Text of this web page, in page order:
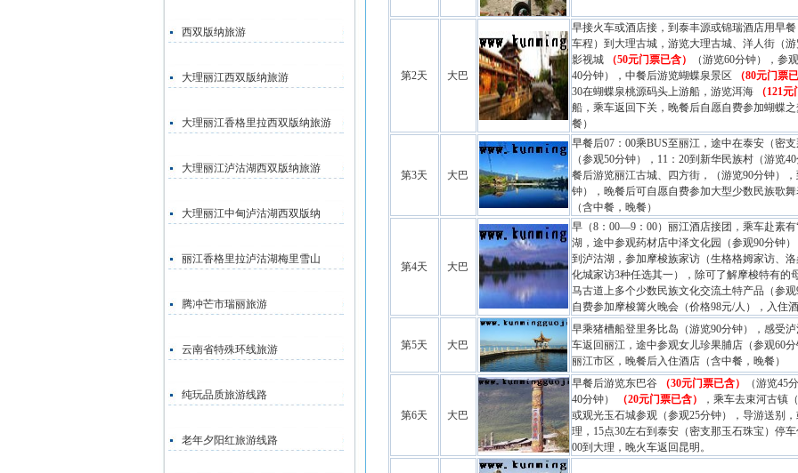
西双版纳旅游
大理丽江西双版纳旅游
大理丽江香格里拉西双版纳旅游
大理丽江泸沽湖西双版纳旅游
大理丽江中甸泸沽湖西双版纳
丽江香格里拉泸沽湖梅里雪山
腾冲芒市瑞丽旅游
云南省特殊环线旅游
纯玩品质旅游线路
老年夕阳红旅游线路
第2天 大巴
早接火车或酒店接，到泰丰源或锦瑞酒店用早餐
车程）到 大理古城，游览大理古城、洋人街（
影视城
（50元门票已含）
（游览60分钟），
40分钟），中餐后游览蝴蝶泉景区
（80元门票
30在蝴蝶泉桃源码头上游船，游览洱海
（121
船，乘车返回下关，晚餐后自愿自费参加蝴蝶
餐）
第3天 大巴
早餐后07：00乘BUS至丽江，途中在泰安（密
（参观50分钟），11：20到新华民族村（游览
餐后游览丽江古城、四方街，（游览90分钟）
钟），晚餐后可自愿自费参加大型少数民族歌
（含中餐，晚餐）
第4天 大巴
早（8：00—9：00）丽江酒店接团，乘车赴素
湖，途中参观药材店中泽文化园（参观90分钟
到泸沽湖，参加摩梭族家访（生格格姆家访、
化城家访3种任选其一），除可了解摩梭特有的
马古道上多个少数民族文化交流土特产品（参
自费参加摩梭篝火晚会（价格98元/人），入住
第5天 大巴
早乘猪槽船登里务比岛（游览90分钟），感受
车返回丽江，途中参观女儿珍果脯店（参观60
丽江市区，晚餐后入住酒店（含中餐，晚餐）
第6天 大巴
早餐后游览东巴谷 （30元门票已含）
（游览45
40分钟）
（20元门票已含）
，乘车去束河古镇
或观光玉石城参观（参观25分钟），导游送别
理 ，15点30左右到泰安（密支那玉石珠宝）停
00到 大理 ，晚火车返回昆明。